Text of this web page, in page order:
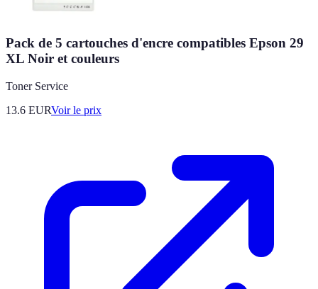
Pack de 5 cartouches d'encre compatibles Epson 29
XL Noir et couleurs
Toner Service
13.6 EURVoir le prix